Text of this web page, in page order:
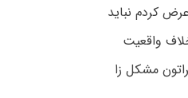
کردم نباید
واقعیت
مشکل زا